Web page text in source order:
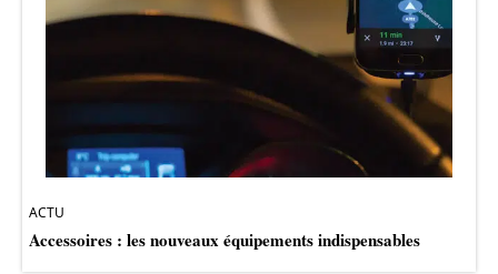
ACTU
Accessoires : les nouveaux équipements indispensables